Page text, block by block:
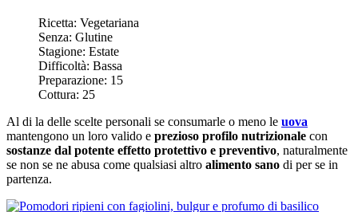
Ricetta: Vegetariana
Senza: Glutine
Stagione: Estate
Difficoltà: Bassa
Preparazione: 15
Cottura: 25
Al di la delle scelte personali se consumarle o meno le uova
mantengono un loro valido e prezioso profilo nutrizionale con
sostanze dal potente effetto protettivo e preventivo, naturalmente
se non se ne abusa come qualsiasi altro alimento sano di per se in
partenza.